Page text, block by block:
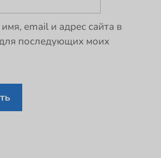
email и адрес сайта в
последующих моих